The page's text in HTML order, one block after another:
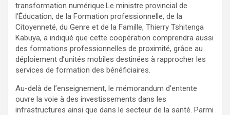
transformation numérique.Le ministre provincial de
l’Éducation, de la Formation professionnelle, de la
Citoyenneté, du Genre et de la Famille, Thierry Tshitenga
Kabuya, a indiqué que cette coopération comprendra aussi
des formations professionnelles de proximité, grâce au
déploiement d’unités mobiles destinées à rapprocher les
services de formation des bénéficiaires.
Au-delà de l’enseignement, le mémorandum d’entente
ouvre la voie à des investissements dans les
infrastructures ainsi que dans le secteur de la santé. Parmi